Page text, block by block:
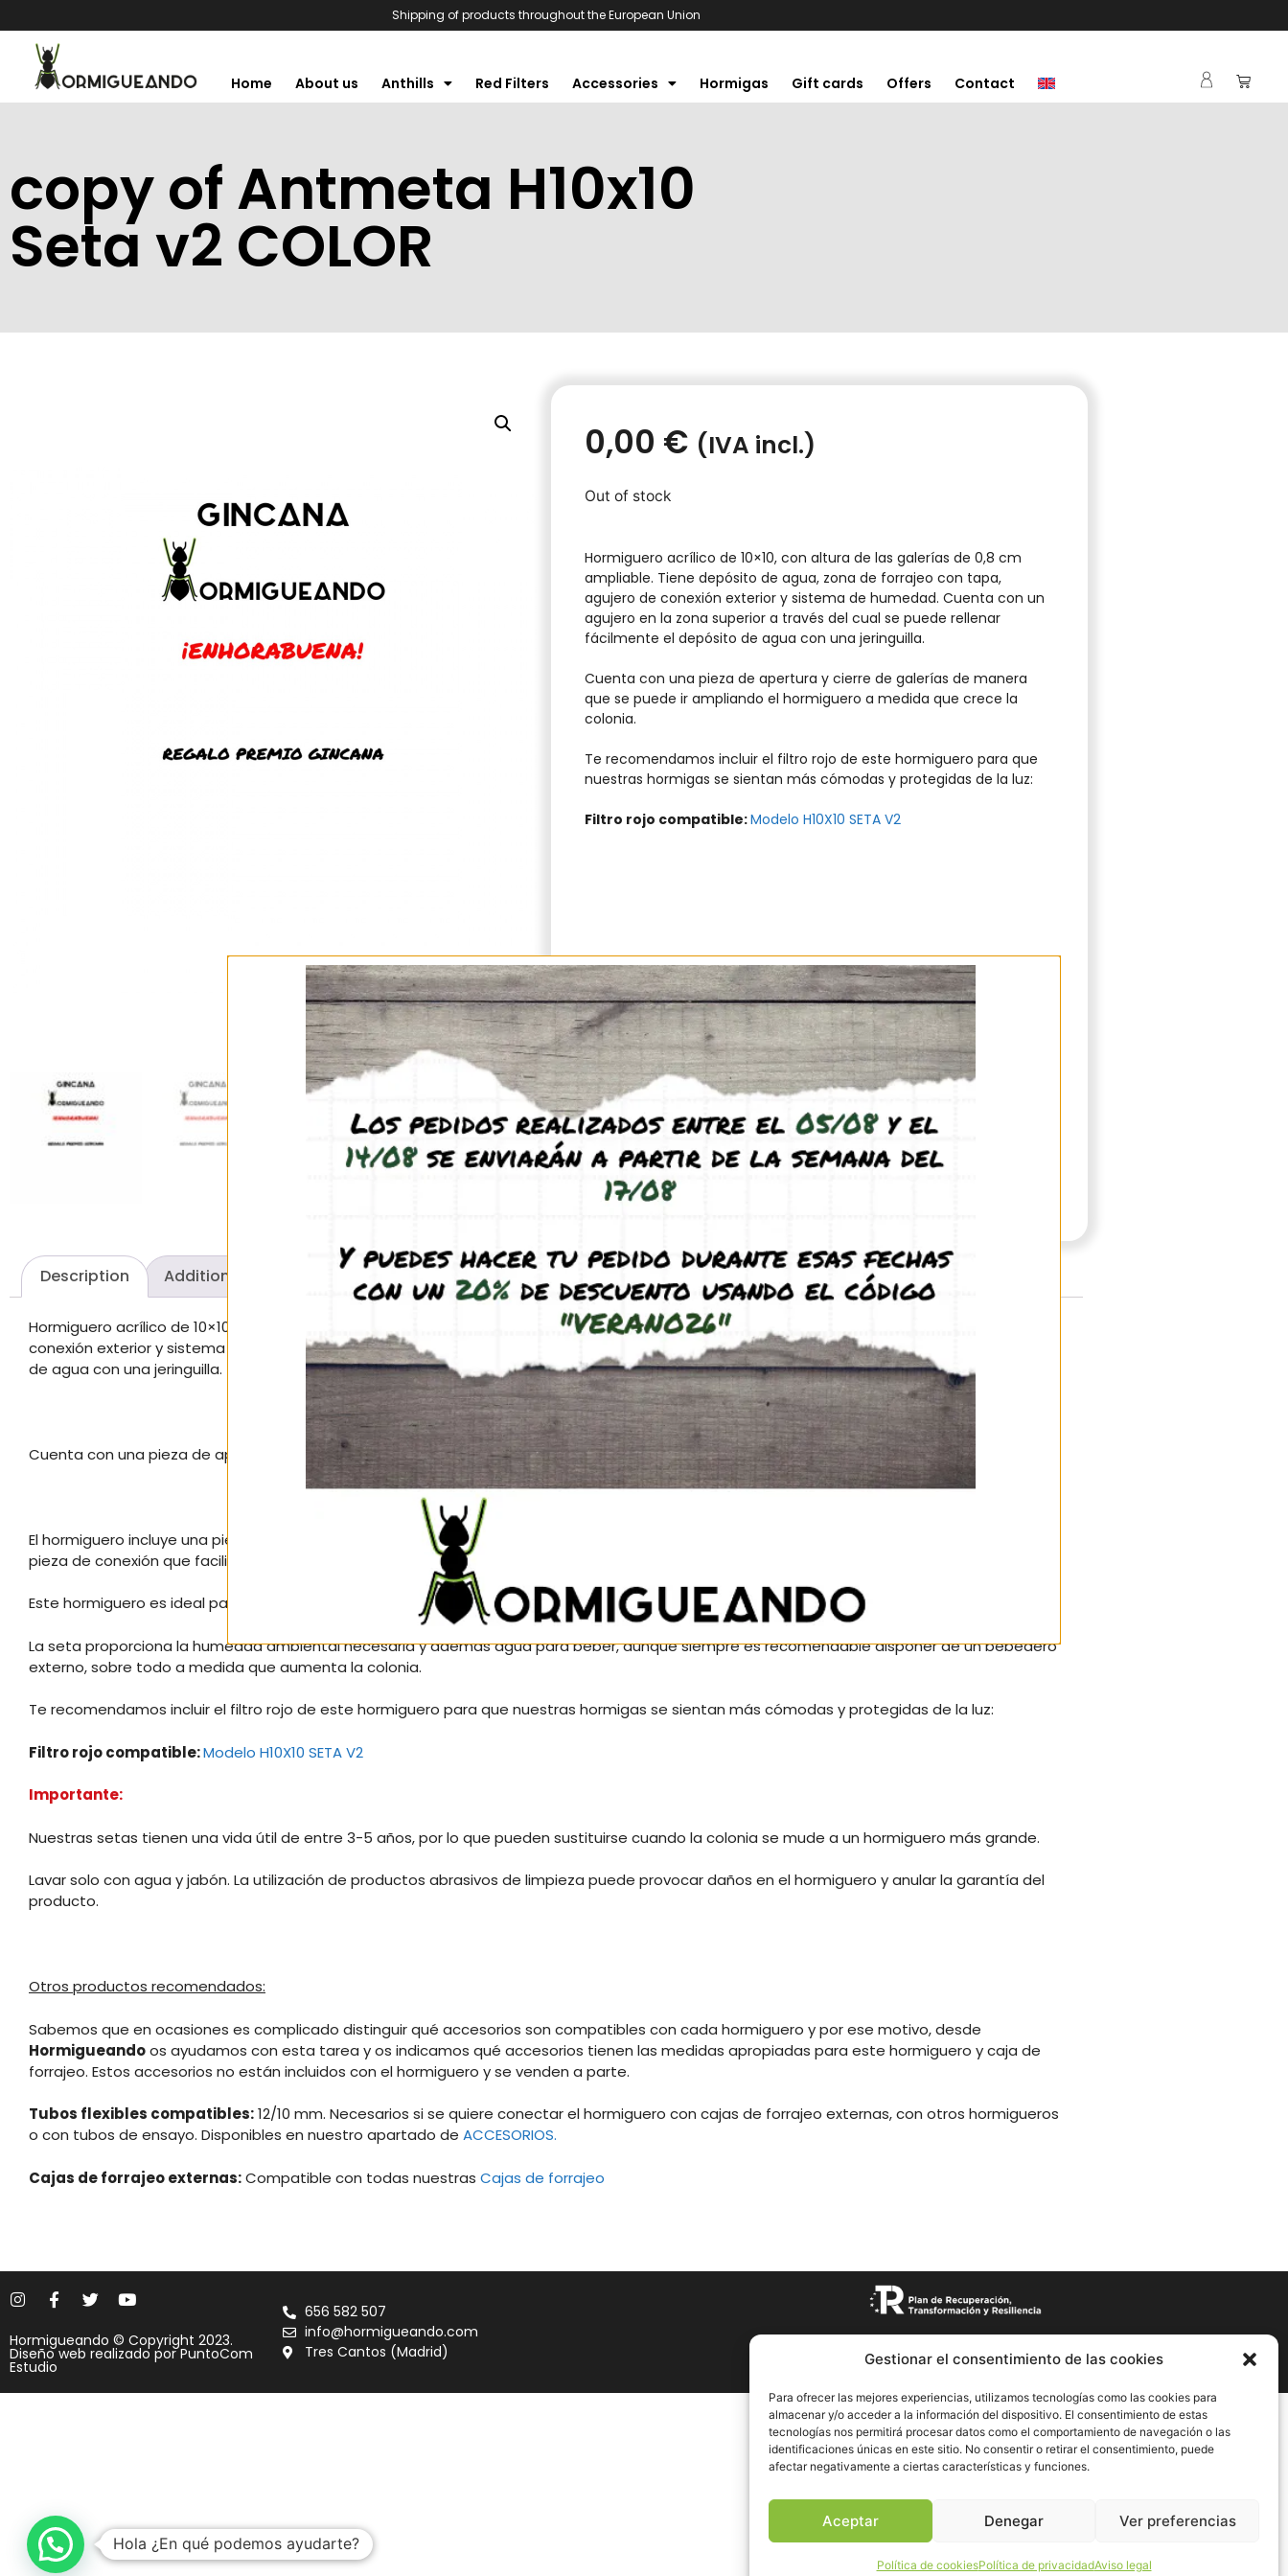
Gestionar el consentimiento de las cookies
Para ofrecer las mejores experiencias, utilizamos tecnologías como las cookies para
almacenar y/o acceder a la información del dispositivo. El consentimiento de estas
tecnologías nos permitirá procesar datos como el comportamiento de navegación o las
identificaciones únicas en este sitio. No consentir o retirar el consentimiento, puede
afectar negativamente a ciertas características y funciones.
Aceptar Denegar Ver preferencias
Política de cookiesPolítica de privacidadAviso legal
Shipping of products throughout the European Union
Home About us Anthills Red Filters Accessories Hormigas Gift cards Offers Contact
copy of Antmeta H10x10
Seta v2 COLOR
0,00 € (IVA incl.)
Out of stock
Hormiguero acrílico de 10×10, con altura de las galerías de 0,8 cm
ampliable. Tiene depósito de agua, zona de forrajeo con tapa,
agujero de conexión exterior y sistema de humedad. Cuenta con un
agujero en la zona superior a través del cual se puede rellenar
fácilmente el depósito de agua con una jeringuilla.
Cuenta con una pieza de apertura y cierre de galerías de manera
que se puede ir ampliando el hormiguero a medida que crece la
colonia.
Te recomendamos incluir el filtro rojo de este hormiguero para que
nuestras hormigas se sientan más cómodas y protegidas de la luz:
Filtro rojo compatible:Modelo H10X10 SETA V2
Description Additional information Reviews (0) Q & A
Hormiguero acrílico de 10×10, con altura de las galerías de 0,8 cm ampliable. Tiene depósito de agua, zona de forrajeo con tapa, agujero de
conexión exterior y sistema de humedad. Cuenta con un agujero en la zona superior a través del cual se puede rellenar fácilmente el depósito
de agua con una jeringuilla.
Cuenta con una pieza de apertura y cierre de galerías de manera que se puede ir ampliando el hormiguero a medida que crece la colonia.
El hormiguero incluye una pieza de cierre para la conexión externa por si ésta no se quiere utilizar (por tanto no se requieren tapones) y una
pieza de conexión que facilita el perfecto encaje de los tubos flexibles apropiados.
Este hormiguero es ideal para comenzar con pequeñas colonias de especies con necesidades de humedad media/alta.
La seta proporciona la humedad ambiental necesaria y además agua para beber, aunque siempre es recomendable disponer de un bebedero
externo, sobre todo a medida que aumenta la colonia.
Te recomendamos incluir el filtro rojo de este hormiguero para que nuestras hormigas se sientan más cómodas y protegidas de la luz:
Filtro rojo compatible:Modelo H10X10 SETA V2
Importante:
Nuestras setas tienen una vida útil de entre 3-5 años, por lo que pueden sustituirse cuando la colonia se mude a un hormiguero más grande.
Lavar solo con agua y jabón. La utilización de productos abrasivos de limpieza puede provocar daños en el hormiguero y anular la garantía del
producto.
Otros productos recomendados:
Sabemos que en ocasiones es complicado distinguir qué accesorios son compatibles con cada hormiguero y por ese motivo, desde
Hormigueandoos ayudamos con esta tarea y os indicamos qué accesorios tienen las medidas apropiadas para este hormiguero y caja de
forrajeo. Estos accesorios no están incluidos con el hormiguero y se venden a parte.
Tubos flexibles compatibles:12/10 mm. Necesarios si se quiere conectar el hormiguero con cajas de forrajeo externas, con otros hormigueros
o con tubos de ensayo. Disponibles en nuestro apartado de ACCESORIOS.
Cajas de forrajeo externas:Compatible con todas nuestras Cajas de forrajeo
Hormigueando © Copyright 2023.
Diseño web realizado porPuntoCom
Estudio
656 582 507
info@hormigueando.com
Tres Cantos (Madrid)
Hola ¿En qué podemos ayudarte?